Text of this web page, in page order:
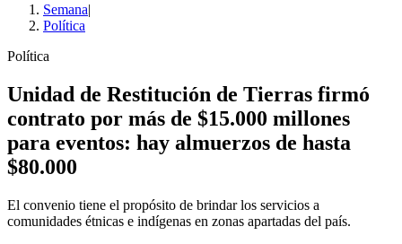
Semana|
Política
Política
Unidad de Restitución de Tierras firmó
contrato por más de $15.000 millones
para eventos: hay almuerzos de hasta
$80.000
El convenio tiene el propósito de brindar los servicios a
comunidades étnicas e indígenas en zonas apartadas del país.